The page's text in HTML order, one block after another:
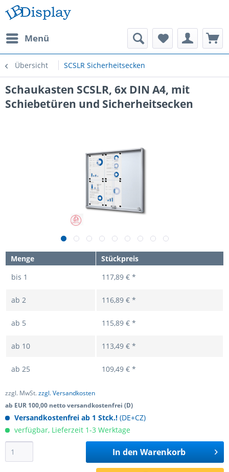
Menü
Übersicht SCSLR Sicherheitsecken
Schaukasten SCSLR, 6x DIN A4, mit
Schiebetüren und Sicherheitsecken
Menge
Stückpreis
bis 1 117,89 € *
ab 2 116,89 € *
ab 5 115,89 € *
ab 10 113,49 € *
ab 25 109,49 € *
zzgl. MwSt.zzgl. Versandkosten
ab EUR 100,00 netto versandkostenfrei (D)
Versandkostenfrei ab 1 Stck.! (DE+CZ)
verfügbar, Lieferzeit 1-3 Werktage
In den Warenkorb